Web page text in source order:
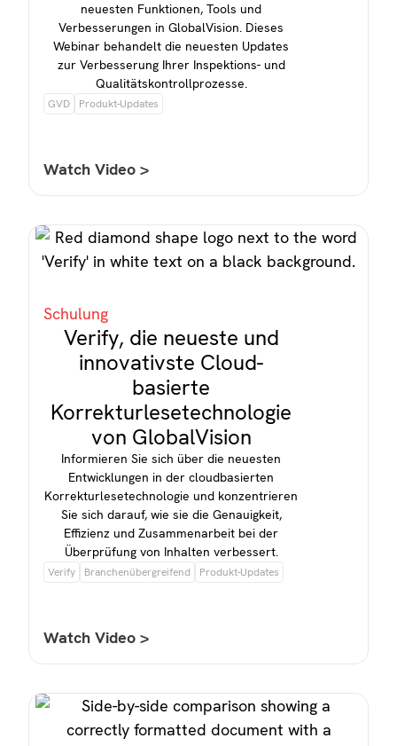
neuesten Funktionen, Tools und
Verbesserungen in GlobalVision. Dieses
Webinar behandelt die neuesten Updates
zur Verbesserung Ihrer Inspektions- und
Qualitätskontrollprozesse.
GVD Produkt-Updates
Watch Video >
Schulung
Verify, die neueste und
innovativste Cloud-
basierte
Korrekturlesetechnologie
von GlobalVision
Informieren Sie sich über die neuesten
Entwicklungen in der cloudbasierten
Korrekturlesetechnologie und konzentrieren
Sie sich darauf, wie sie die Genauigkeit,
Effizienz und Zusammenarbeit bei der
Überprüfung von Inhalten verbessert.
Verify Branchenübergreifend Produkt-Updates
Watch Video >